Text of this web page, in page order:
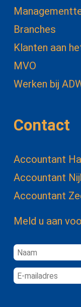
Branches
Klanten aan
MVO
Werken bij
Contact
Accountant
Accountant
Accountant
Meld u aan